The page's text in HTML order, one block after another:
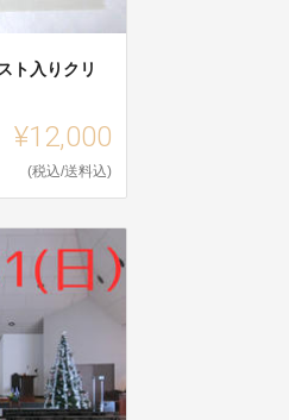
ト入りクリ
¥12,000
(税込/送料込)